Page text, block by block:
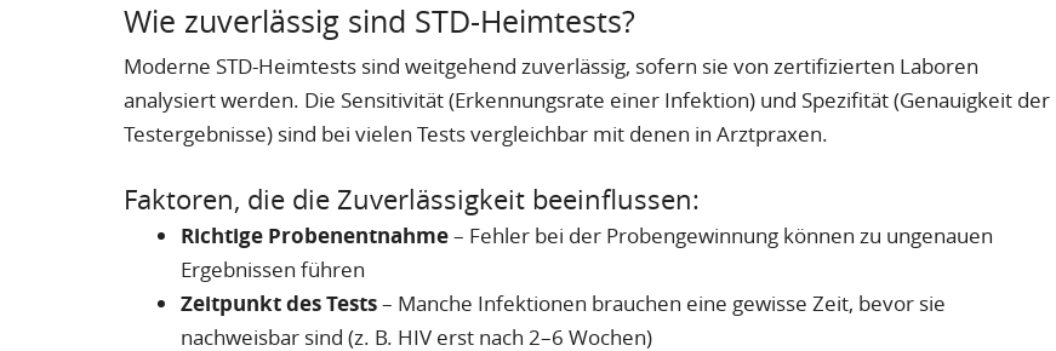
Wie zuverlässig sind STD-Heimtests?
Moderne STD-Heimtests sind weitgehend zuverlässig, sofern sie von zertifizierten Laboren
analysiert werden. Die Sensitivität (Erkennungsrate einer Infektion) und Spezifität (Genauigkeit der
Testergebnisse) sind bei vielen Tests vergleichbar mit denen in Arztpraxen.
Faktoren, die die Zuverlässigkeit beeinflussen:
Richtige Probenentnahme– Fehler bei der Probengewinnung können zu ungenauen
Ergebnissen führen
Zeitpunkt des Tests– Manche Infektionen brauchen eine gewisse Zeit, bevor sie
nachweisbar sind (z. B. HIV erst nach 2–6 Wochen)